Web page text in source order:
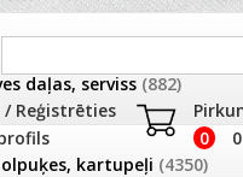
Reģistrēties
0
daļas, serviss (882)
kartupeļi (4350)